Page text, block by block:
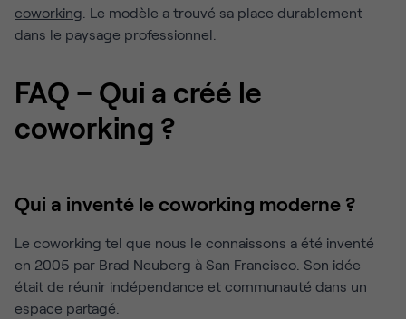
coworking . Le modèle a trouvé sa place durablement
dans le paysage professionnel.
FAQ – Qui a créé le
coworking ?
Qui a inventé le coworking moderne ?
Le coworking tel que nous le connaissons a été inventé
en 2005 par Brad Neuberg à San Francisco. Son idée
était de réunir indépendance et communauté dans un
espace partagé.